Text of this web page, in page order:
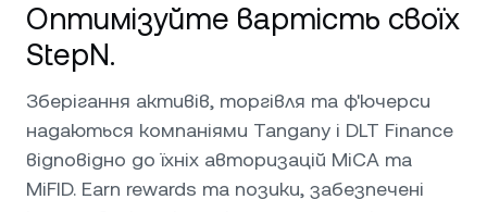
Оптимізуйте вартість своїх
StepN.
Зберігання активів, торгівля та ф'ючерси
надаються компаніями Tangany і DLT Finance
відповідно до їхніх авторизацій MiCA та
MiFID. Earn rewards та позики, забезпечені